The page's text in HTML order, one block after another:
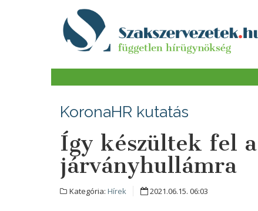
KoronaHR kutatás
Így készültek fel
járványhullámra
Kategória: Hírek 2021.06.15. 06:03